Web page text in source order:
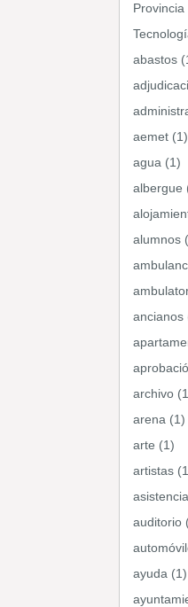
Provincia
abastos
aemet (1)
agua (1)
albergue
alumnos
ancianos
archivo
arena (1)
arte (1)
artistas
auditorio
ayuda (1)